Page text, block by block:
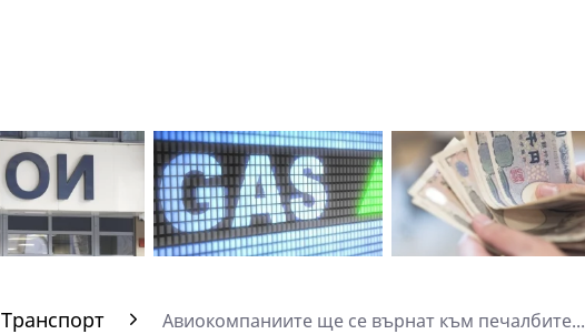
Транспорт Авиокомпаниите ще се върнат към печалбите...